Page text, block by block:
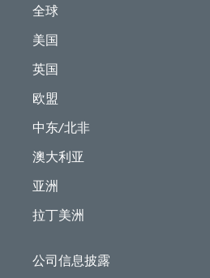
全球
美国
英国
欧盟
中东/北非
澳大利亚
亚洲
拉丁美洲
公司信息披露